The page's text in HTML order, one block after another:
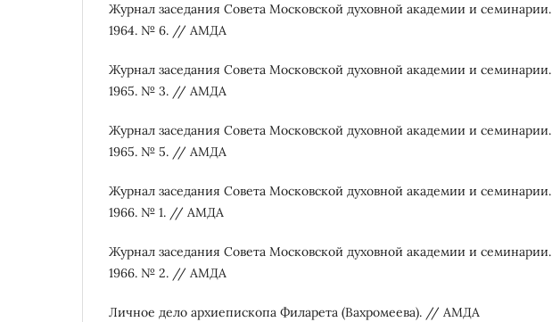
Журнал заседания Совета Московской духовной академии и семинарии.
1964. № 6. // АМДА
Журнал заседания Совета Московской духовной академии и семинарии.
1965. № 3. // АМДА
Журнал заседания Совета Московской духовной академии и семинарии.
1965. № 5. // АМДА
Журнал заседания Совета Московской духовной академии и семинарии.
1966. № 1. // АМДА
Журнал заседания Совета Московской духовной академии и семинарии.
1966. № 2. // АМДА
Личное дело архиепископа Филарета (Вахромеева). // АМДА